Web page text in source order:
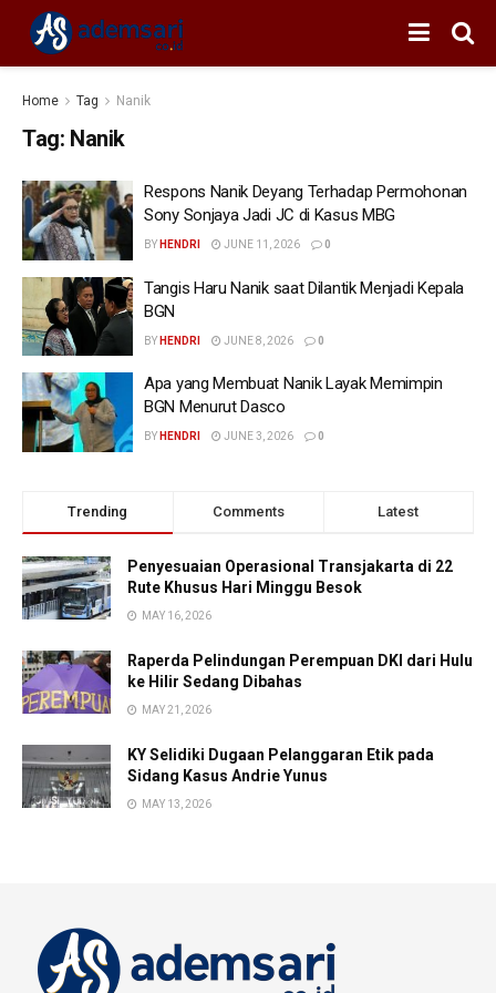
Home Tag Nanik
Tag: Nanik
Respons Nanik Deyang Terhadap Permohonan
Sony Sonjaya Jadi JC di Kasus MBG
BY HENDRI JUNE 11, 2026 0
Tangis Haru Nanik saat Dilantik Menjadi Kepala
BGN
BY HENDRI JUNE 8, 2026 0
Apa yang Membuat Nanik Layak Memimpin
BGN Menurut Dasco
BY HENDRI JUNE 3, 2026 0
Trending Comments Latest
Penyesuaian Operasional Transjakarta di 22
Rute Khusus Hari Minggu Besok
MAY 16, 2026
Raperda Pelindungan Perempuan DKI dari Hulu
ke Hilir Sedang Dibahas
MAY 21, 2026
KY Selidiki Dugaan Pelanggaran Etik pada
Sidang Kasus Andrie Yunus
MAY 13, 2026